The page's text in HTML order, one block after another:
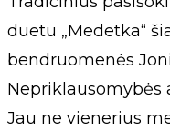
duetu „Medetka“
bendruomenės
Nepriklausomybės
Jau ne vienerius